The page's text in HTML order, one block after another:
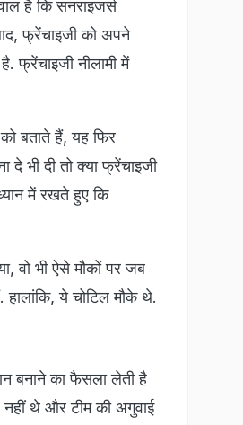
है कि सनराइजर्स
फ्रेंचाइजी को अपने
फ्रेंचाइजी नीलामी में
बताते हैं, यह फिर
भी दी तो क्या फ्रेंचाइजी
में रखते हुए कि
वो भी ऐसे मौकों पर जब
ये चोटिल मौके थे.
बनाने का फैसला लेती है
थे और टीम की अगुवाई